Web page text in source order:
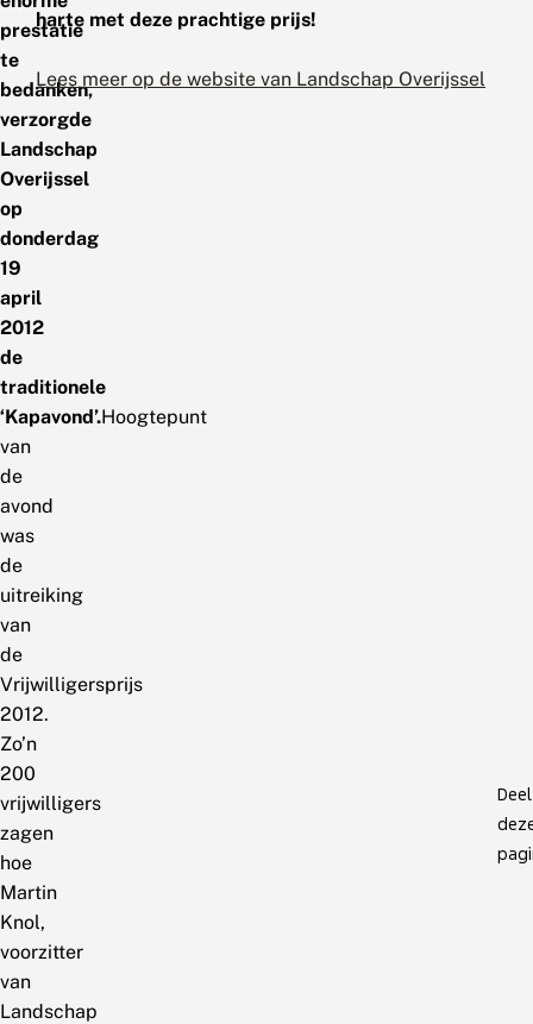
prestatie
te
bedanken,
verzorgde
Landschap
Overijssel
op
donderdag
19
april
2012
de
traditionele
‘Kapavond’.Hoogtepunt
van
de
avond
was
de
uitreiking
van
de
Vrijwilligersprijs
2012.
Zo’n
200
vrijwilligers
zagen
hoe
Martin
Knol,
voorzitter
van
Landschap
harte met deze prachtige prijs!
Lees meer op de website van Landschap Overijssel
Deel